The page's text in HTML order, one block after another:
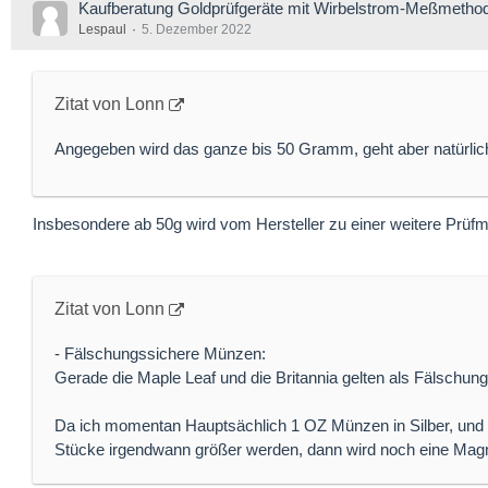
Kaufberatung Goldprüfgeräte mit Wirbelstrom-
Lespaul 5. Dezember 2022
Zitat von Lonn
Angegeben wird das ganze bis 50 Gramm, geht aber
Insbesondere ab 50g wird vom Hersteller zu einer weitere
Zitat von Lonn
- Fälschungssichere Münzen:
Gerade die Maple Leaf und die Britannia gelten als
Da ich momentan Hauptsächlich 1 OZ Münzen in Silber,
Stücke irgendwann größer werden, dann wird noch eine